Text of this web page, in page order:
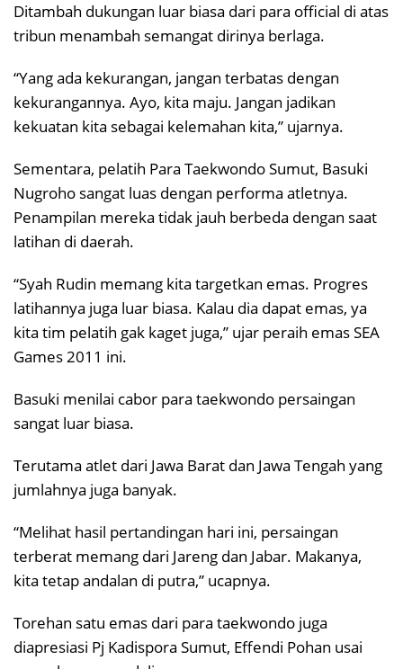
Ditambah dukungan luar biasa dari para official di atas
tribun menambah semangat dirinya berlaga.
“Yang ada kekurangan, jangan terbatas dengan
kekurangannya. Ayo, kita maju. Jangan jadikan
kekuatan kita sebagai kelemahan kita,” ujarnya.
Sementara, pelatih Para Taekwondo Sumut, Basuki
Nugroho sangat luas dengan performa atletnya.
Penampilan mereka tidak jauh berbeda dengan saat
latihan di daerah.
“Syah Rudin memang kita targetkan emas. Progres
latihannya juga luar biasa. Kalau dia dapat emas, ya
kita tim pelatih gak kaget juga,” ujar peraih emas SEA
Games 2011 ini.
Basuki menilai cabor para taekwondo persaingan
sangat luar biasa.
Terutama atlet dari Jawa Barat dan Jawa Tengah yang
jumlahnya juga banyak.
“Melihat hasil pertandingan hari ini, persaingan
terberat memang dari Jareng dan Jabar. Makanya,
kita tetap andalan di putra,” ucapnya.
Torehan satu emas dari para taekwondo juga
diapresiasi Pj Kadispora Sumut, Effendi Pohan usai